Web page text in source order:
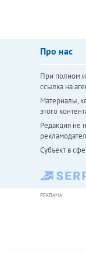
Про нас
При полном
ссылка на
Материалы,
этого
Редакция не
Субъект в
РЕКЛАМА